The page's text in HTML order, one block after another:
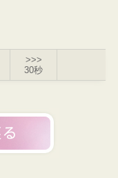
>>>
30秒